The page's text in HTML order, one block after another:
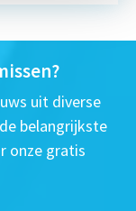
uit diverse
belangrijkste
onze gratis